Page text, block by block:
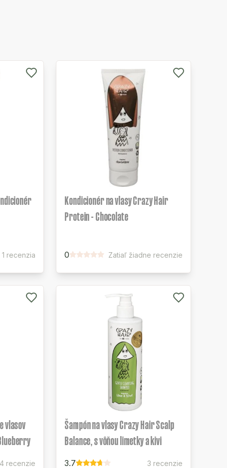
1 recenzia
Kondicionér na vlasy Crazy Hair
Protein - Chocolate
0 Zatiaľ žiadne recenzie
vlasov
4 recenzie
Šampón na vlasy Crazy Hair Scalp
Balance, s vôňou limetky a kivi
3.7 3 recenzie